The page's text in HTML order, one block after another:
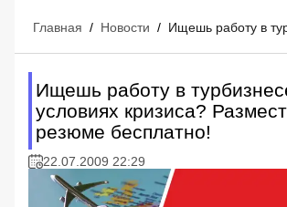
Главная / Новости /
Ищешь работу в
условиях кризиса?
резюме бесплатно!
22.07.2009 22:29